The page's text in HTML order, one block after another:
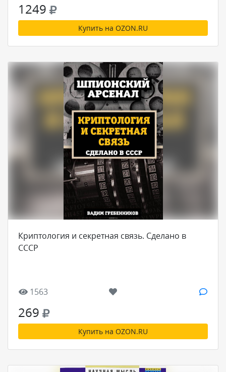
1249
Купить на OZON.RU
Криптология и секретная связь. Сделано в
СССР
1563
269
Купить на OZON.RU